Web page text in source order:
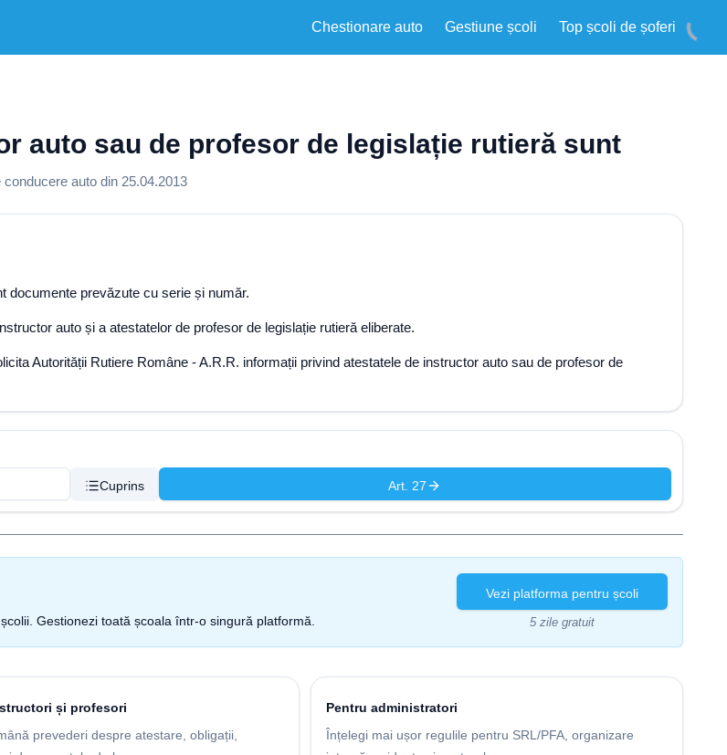
Chestionare auto Gestiune școli Top școli de șoferi
auto sau de profesor de legislație rutieră sunt
auto din 25.04.2013
documente prevăzute cu serie și număr.
auto și a atestatelor de profesor de legislație rutieră eliberate.
Autorității Rutiere Române - A.R.R. informații privind atestatele de instructor auto sau de profesor de
Cuprins Art. 27
Gestionezi toată școala într-o singură platformă.
Vezi platforma pentru școli
5 zile gratuit
și profesori
prevederi despre atestare, obligații,
Pentru administratori
Înțelegi mai ușor regulile pentru SRL/PFA, organizare